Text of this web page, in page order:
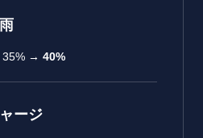
35% → 40%
ージ